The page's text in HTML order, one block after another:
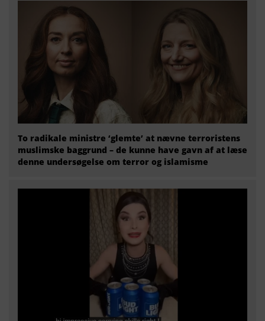
To radikale ministre ‘glemte’ at nævne terroristens
muslimske baggrund – de kunne have gavn af at læse
denne undersøgelse om terror og islamisme